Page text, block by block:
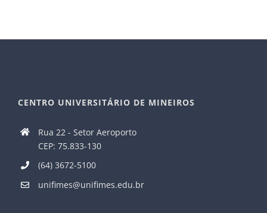
CENTRO UNIVERSITÁRIO DE MINEIROS
Rua 22 - Setor Aeroporto
CEP: 75.833-130
(64) 3672-5100
unifimes@unifimes.edu.br